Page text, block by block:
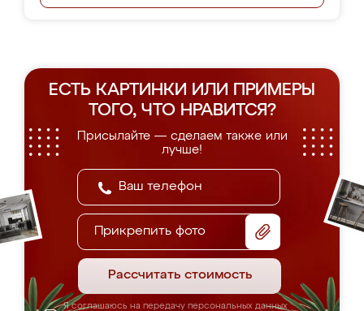
ЕСТЬ КАРТИНКИ ИЛИ ПРИМЕРЫ
ТОГО, ЧТО НРАВИТСЯ?
Присылайте — сделаем также или
лучше!
Прикрепить фото
Рассчитать стоимость
Я соглашаюсь на передачу персональных данных